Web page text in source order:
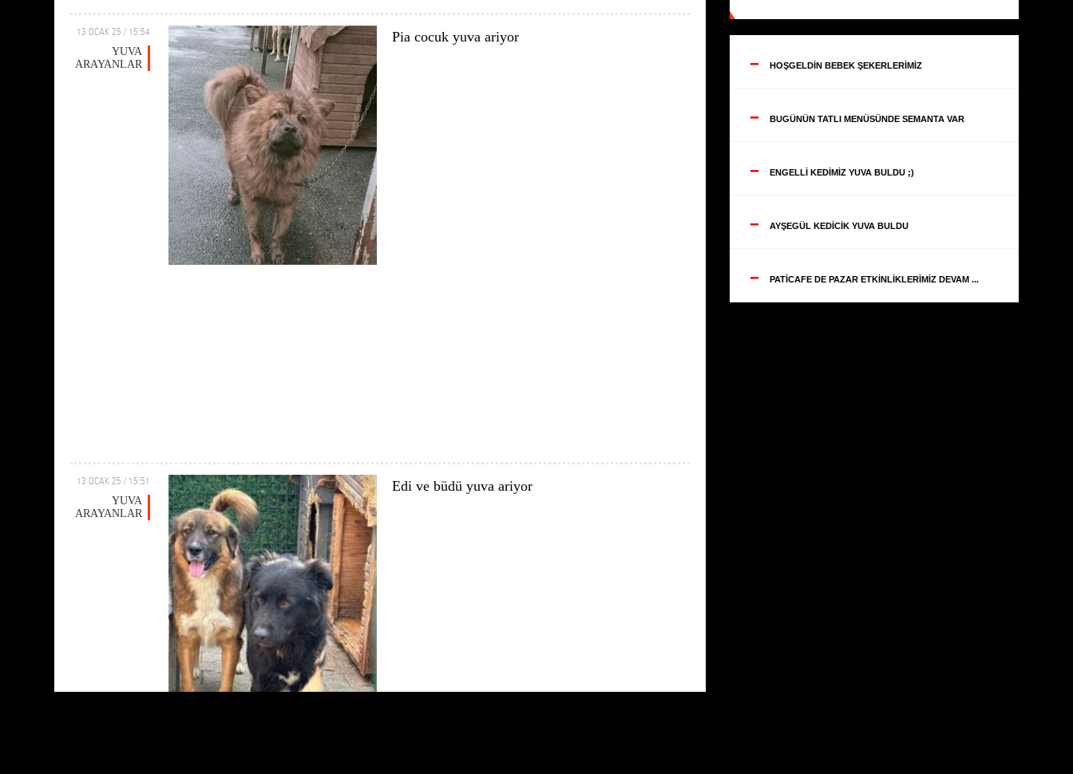
13 OCAK 25 / 15:54
YUVA
ARAYANLAR
Pia cocuk yuva ariyor
13 OCAK 25 / 15:51
YUVA
ARAYANLAR
Edi ve büdü yuva ariyor
-- HOŞGELDİN BEBEK ŞEKERLERİMİZ
-- BUGÜNÜN TATLI MENÜSÜNDE SEMANTA VAR
-- ENGELLİ KEDİMİZ YUVA BULDU ;)
-- AYŞEGÜL KEDİCİK YUVA BULDU
-- PATİCAFE DE PAZAR ETKİNLİKLERİMİZ DEVAM ...